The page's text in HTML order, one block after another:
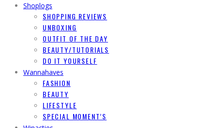
Shoplogs
SHOPPING REVIEWS
UNBOXING
OUTFIT OF THE DAY
BEAUTY/TUTORIALS
DO IT YOURSELF
Wannahaves
FASHION
BEAUTY
LIFESTYLE
SPECIAL MOMENT’S